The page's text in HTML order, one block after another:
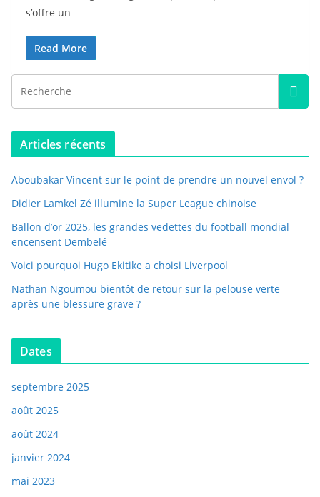
s’offre un
Read More
Articles récents
Aboubakar Vincent sur le point de prendre un nouvel envol ?
Didier Lamkel Zé illumine la Super League chinoise
Ballon d’or 2025, les grandes vedettes du football mondial
encensent Dembelé
Voici pourquoi Hugo Ekitike a choisi Liverpool
Nathan Ngoumou bientôt de retour sur la pelouse verte
après une blessure grave ?
Dates
septembre 2025
août 2025
août 2024
janvier 2024
mai 2023